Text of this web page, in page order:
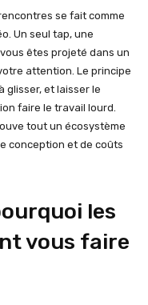
se fait comme
Un seul tap, une
êtes projeté dans un
attention. Le principe
glisser, et laisser le
faire le travail lourd.
tout un écosystème
conception et de coûts
les
vous faire